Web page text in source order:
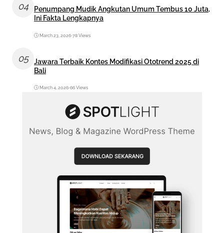
04
Penumpang Mudik Angkutan Umum Tembus 10 Juta,
Ini Fakta Lengkapnya
March 23, 2026•78 Views
05
Jawara Terbaik Kontes Modifikasi Ototrend 2025 di
Bali
March 4, 2026•66 Views